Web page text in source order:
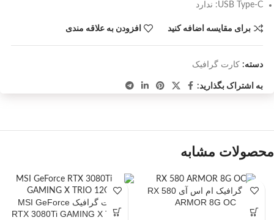
USB Type-C: ندارد
برای مقایسه اضافه کنید افزودن به علاقه مندی
دسته: کارت گرافیک
به اشتراک بگذارید:
محصولات مشابه
کارت گرافیک ام اس آی RX 580
ARMOR 8G OC
کارت گرافیک MSI GeForce
RTX 3080Ti GAMING X TRIO